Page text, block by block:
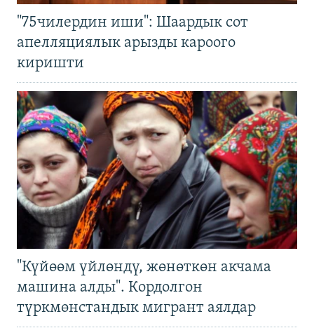
"75чилердин иши": Шаардык сот
апелляциялык арызды кароого
киришти
"Күйөөм үйлөндү, жөнөткөн акчама
машина алды". Кордолгон
түркмөнстандык мигрант аялдар